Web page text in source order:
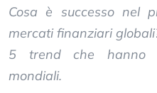
Cosa è successo nel
mercati finanziari
5 trend che hanno
mondiali.